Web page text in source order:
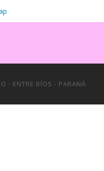
- ENTRE RÍOS - PARANÁ